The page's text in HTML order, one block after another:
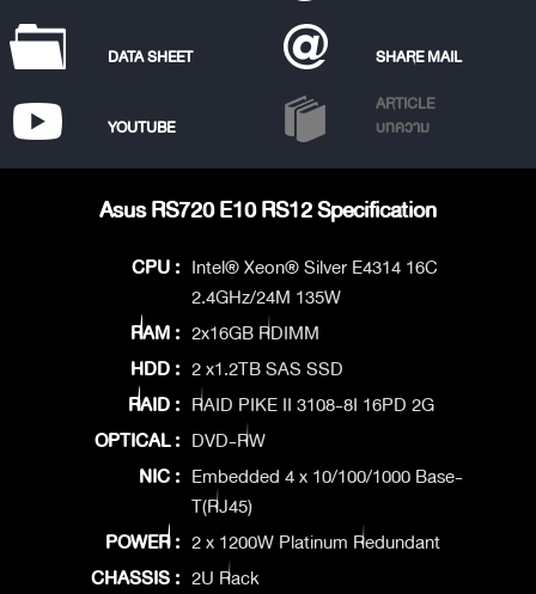
DATA SHEET SHARE MAIL
YOUTUBE
ARTICLE
บทความ
Asus RS720 E10 RS12 Specification
CPU : Intel® Xeon® Silver E4314 16C
2.4GHz/24M 135W
RAM : 2x16GB RDIMM
HDD : 2 x1.2TB SAS SSD
RAID : RAID PIKE II 3108-8I 16PD 2G
OPTICAL : DVD-RW
NIC : Embedded 4 x 10/100/1000 Base-
T(RJ45)
POWER : 2 x 1200W Platinum Redundant
CHASSIS : 2U Rack